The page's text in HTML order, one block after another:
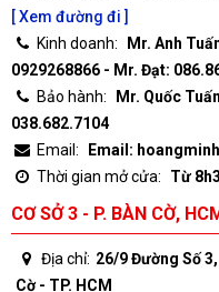
[ Xem đường đi ]
Kinh doanh:
Mr. Anh
0929268866 - Mr. Đạt:
Bảo hành:
Mr. Quốc
038.682.7104
Email:
Email:
Thời gian mở cửa:
Từ
CƠ SỞ 3 - P. BÀN CỜ,
Địa chỉ: 26/9 Đường Số
Cờ - TP. HCM